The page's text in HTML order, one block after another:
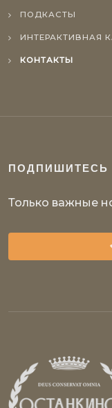
ПОДКАСТЫ
ИНТЕРАКТИВНАЯ
КОНТАКТЫ
ПОДПИШИТЕСЬ
Только важные